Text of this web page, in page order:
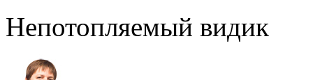
Непотопляемый видик